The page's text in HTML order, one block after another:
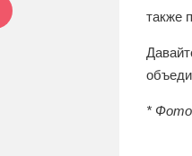
также
*